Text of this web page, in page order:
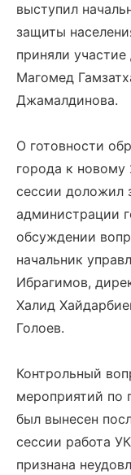
выступил
защиты
приняли
Магомед
Джамалдинова.
О готовности
города к новому
сессии доложил
администрации
обсуждении
начальник
Ибрагимов,
Халид
Голоев.
Контрольный
мероприятий по
был вынесен
сессии работа
признана